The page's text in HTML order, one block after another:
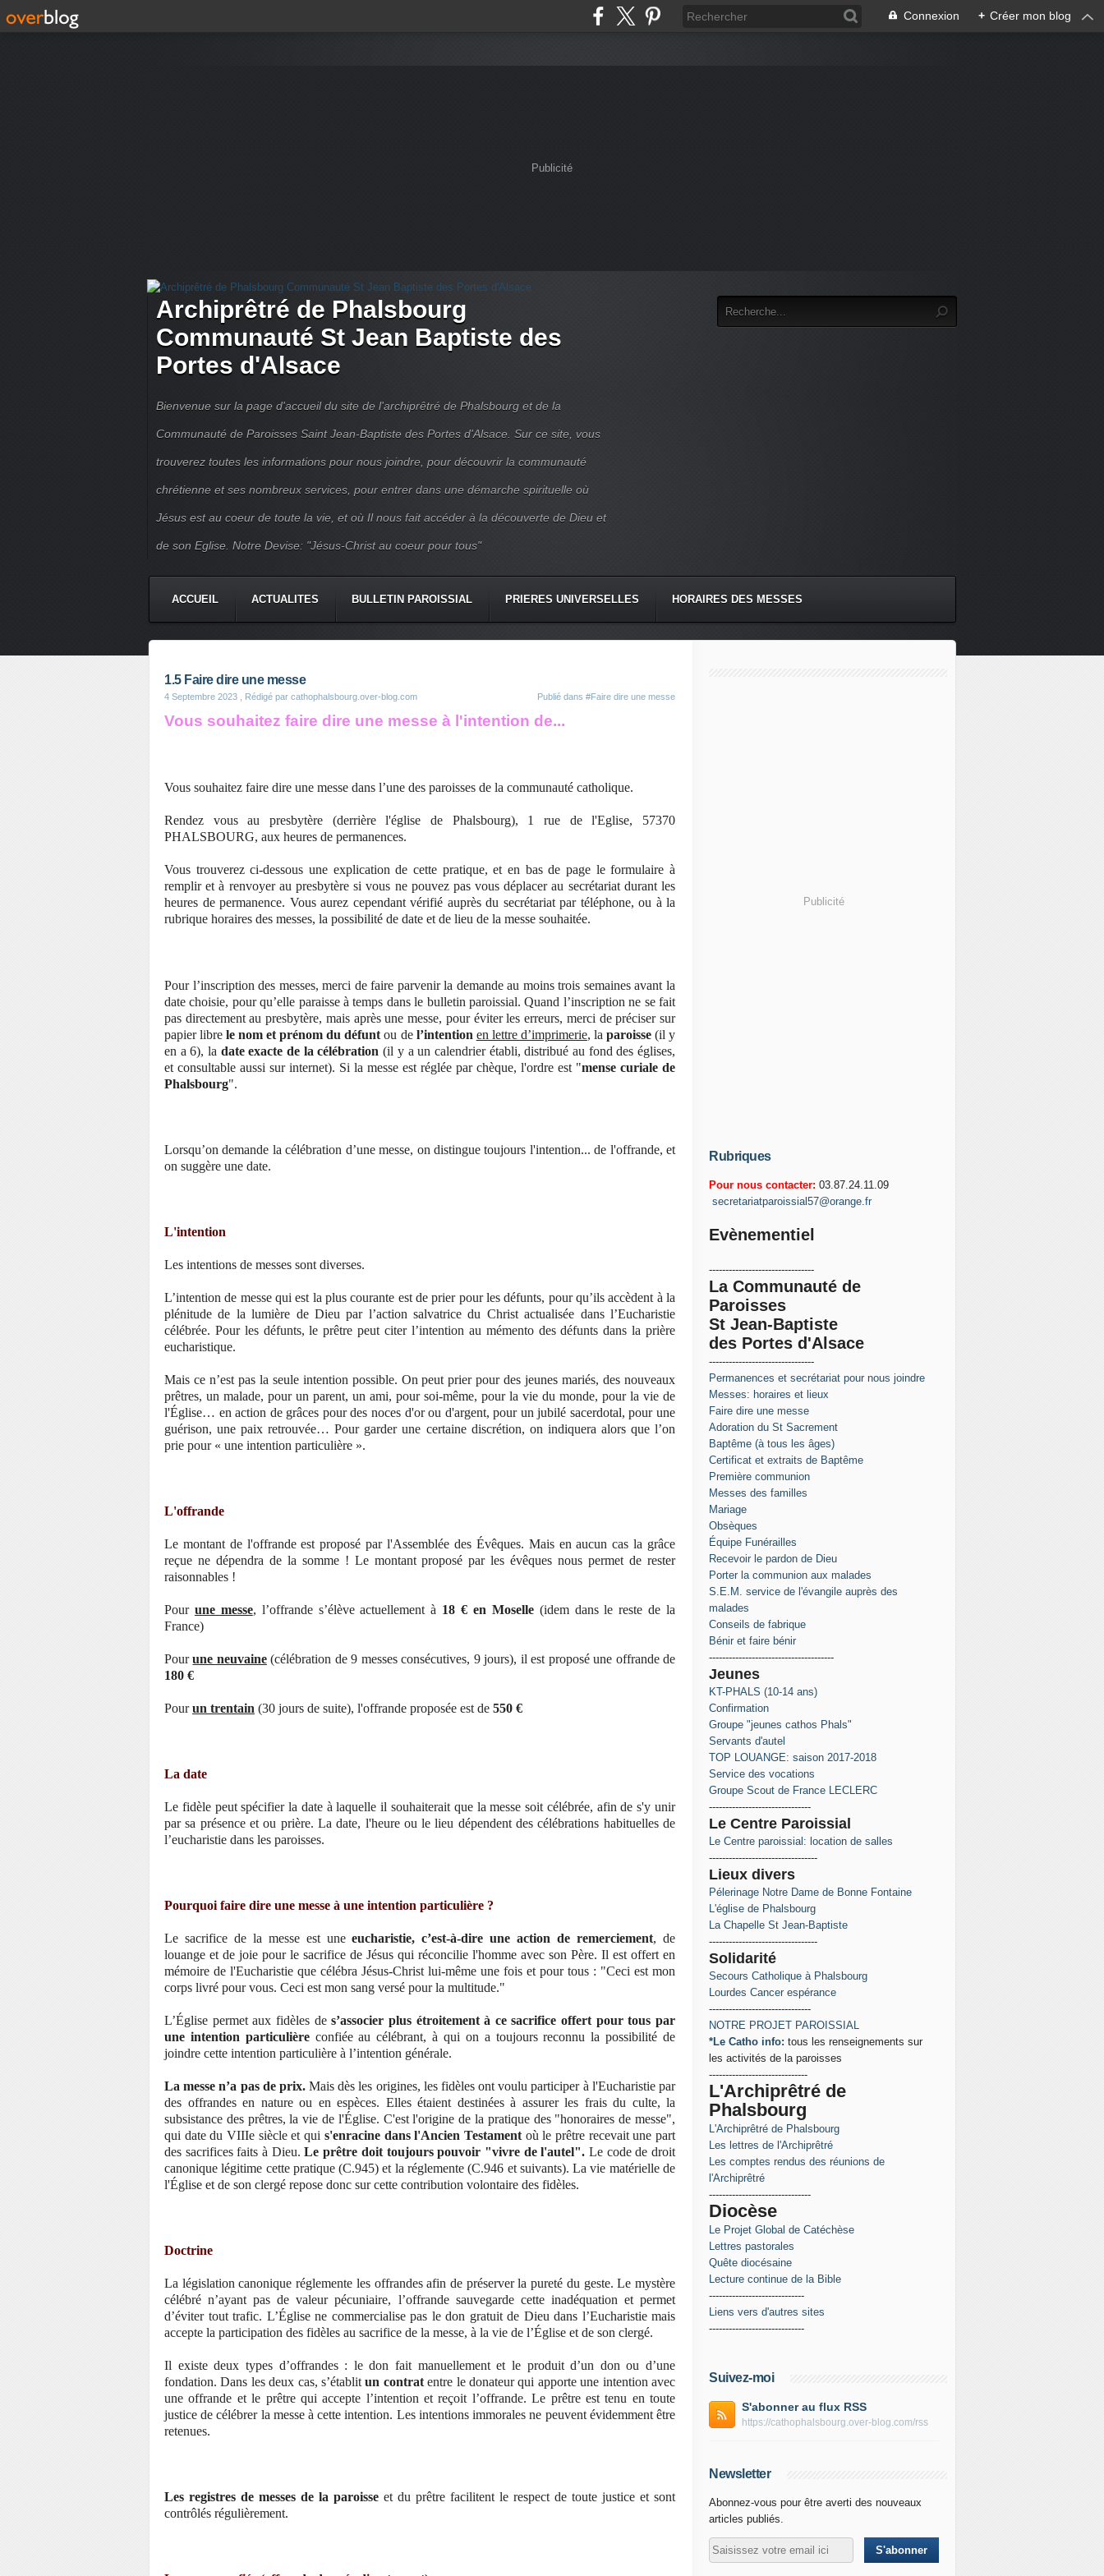
Connexion + Créer mon blog
Publicité
Archiprêtré de Phalsbourg
Communauté St Jean Baptiste des
Portes d'Alsace
Bienvenue sur la page d'accueil du site de l'archiprêtré de Phalsbourg et de la
Communauté de Paroisses Saint Jean-Baptiste des Portes d'Alsace. Sur ce site, vous
trouverez toutes les informations pour nous joindre, pour découvrir la communauté
chrétienne et ses nombreux services, pour entrer dans une démarche spirituelle où
Jésus est au coeur de toute la vie, et où Il nous fait accéder à la découverte de Dieu et
de son Eglise. Notre Devise: "Jésus-Christ au coeur pour tous"
ACCUEIL ACTUALITES BULLETIN PAROISSIAL PRIERES UNIVERSELLES HORAIRES DES MESSES
1.5 Faire dire une messe
4 Septembre 2023 , Rédigé par cathophalsbourg.over-blog.com Publié dans #Faire dire une messe
Vous souhaitez faire dire une messe à l'intention de...
Vous souhaitez faire dire une messe dans l’une des paroisses de la communauté catholique.
Rendez vous au presbytère (derrière l'église de Phalsbourg), 1 rue de l'Eglise, 57370
PHALSBOURG, aux heures de permanences.
Vous trouverez ci-dessous une explication de cette pratique, et en bas de page le formulaire à
remplir et à renvoyer au presbytère si vous ne pouvez pas vous déplacer au secrétariat durant les
heures de permanence. Vous aurez cependant vérifié auprès du secrétariat par téléphone, ou à la
rubrique horaires des messes, la possibilité de date et de lieu de la messe souhaitée.
Pour l’inscription des messes, merci de faire parvenir la demande au moins trois semaines avant la
date choisie, pour qu’elle paraisse à temps dans le bulletin paroissial. Quand l’inscription ne se fait
pas directement au presbytère, mais après une messe, pour éviter les erreurs, merci de préciser sur
papier librele nom et prénom du défunt ou de l’intention en lettre d’imprimerie, la paroisse(il y
en a 6), la date exacte de la célébration (il y a un calendrier établi, distribué au fond des églises,
et consultable aussi sur internet). Si la messe est réglée par chèque, l'ordre est "mense curiale de
Phalsbourg".
Lorsqu’on demande la célébration d’une messe, on distingue toujours l'intention... de l'offrande, et
on suggère une date.
L'intention
Les intentions de messes sont diverses.
L’intention de messe qui est la plus courante est de prier pour les défunts, pour qu’ils accèdent à la
plénitude de la lumière de Dieu par l’action salvatrice du Christ actualisée dans l’Eucharistie
célébrée. Pour les défunts, le prêtre peut citer l’intention au mémento des défunts dans la prière
eucharistique.
Mais ce n’est pas la seule intention possible. On peut prier pour des jeunes mariés, des nouveaux
prêtres, un malade, pour un parent, un ami, pour soi-même, pour la vie du monde, pour la vie de
l'Église… en action de grâces pour des noces d'or ou d'argent, pour un jubilé sacerdotal, pour une
guérison, une paix retrouvée… Pour garder une certaine discrétion, on indiquera alors que l’on
prie pour « une intention particulière ».
L'offrande
Le montant de l'offrande est proposé par l'Assemblée des Évêques. Mais en aucun cas la grâce
reçue ne dépendra de la somme ! Le montant proposé par les évêques nous permet de rester
raisonnables !
Pour une messe, l’offrande s’élève actuellement à 18 € en Moselle(idem dans le reste de la
France)
Pourune neuvaine(célébration de 9 messes consécutives, 9 jours), il est proposé une offrande de
180 €
Pourun trentain (30 jours de suite), l'offrande proposée est de 550 €
La date
Le fidèle peut spécifier la date à laquelle il souhaiterait que la messe soit célébrée, afin de s'y unir
par sa présence et ou prière. La date, l'heure ou le lieu dépendent des célébrations habituelles de
l’eucharistie dans les paroisses.
Pourquoi faire dire une messe à une intention particulière ?
Le sacrifice de la messe est uneeucharistie, c’est-à-dire une action de remerciement, de
louange et de joie pour le sacrifice de Jésus qui réconcilie l'homme avec son Père. Il est offert en
mémoire de l'Eucharistie que célébra Jésus-Christ lui-même une fois et pour tous : "Ceci est mon
corps livré pour vous. Ceci est mon sang versé pour la multitude."
L’Église permet aux fidèles des’associer plus étroitement à ce sacrifice offert pour tous par
une intention particulièreconfiée au célébrant, à qui on a toujours reconnu la possibilité de
joindre cette intention particulière à l’intention générale.
La messe n’a pas de prix. Mais dès les origines, les fidèles ont voulu participer à l'Eucharistie par
des offrandes en nature ou en espèces. Elles étaient destinées à assurer les frais du culte, la
subsistance des prêtres, la vie de l'Église. C'est l'origine de la pratique des "honoraires de messe",
qui date du VIIIe siècle et qui s'enracine dans l'Ancien Testamentoù le prêtre recevait une part
des sacrifices faits à Dieu.Le prêtre doit toujours pouvoir "vivre de l'autel". Le code de droit
canonique légitime cette pratique (C.945) et la réglemente (C.946 et suivants). La vie matérielle de
l'Église et de son clergé repose donc sur cette contribution volontaire des fidèles.
Doctrine
La législation canonique réglemente les offrandes afin de préserver la pureté du geste. Le mystère
célébré n’ayant pas de valeur pécuniaire, l’offrande sauvegarde cette inadéquation et permet
d’éviter tout trafic. L’Église ne commercialise pas le don gratuit de Dieu dans l’Eucharistie mais
accepte la participation des fidèles au sacrifice de la messe, à la vie de l’Église et de son clergé.
Il existe deux types d’offrandes : le don fait manuellement et le produit d’un don ou d’une
fondation. Dans les deux cas, s’établitun contratentre le donateur qui apporte une intention avec
une offrande et le prêtre qui accepte l’intention et reçoit l’offrande. Le prêtre est tenu en toute
justice de célébrer la messe à cette intention. Les intentions immorales ne peuvent évidemment être
retenues.
Les registres de messes de la paroisse et du prêtre facilitent le respect de toute justice et sont
contrôlés régulièrement.
Publicité
Rubriques
Pour nous contacter: 03.87.24.11.09
secretariatparoissial57@orange.fr
Evènementiel
--------------------------------
La Communauté de
Paroisses
St Jean-Baptiste
des Portes d'Alsace
--------------------------------
Permanences et secrétariat pour nous joindre
Messes: horaires et lieux
Faire dire une messe
Adoration du St Sacrement
Baptême (à tous les âges)
Certificat et extraits de Baptême
Première communion
Messes des familles
Mariage
Obsèques
Équipe Funérailles
Recevoir le pardon de Dieu
Porter la communion aux malades
S.E.M. service de l'évangile auprès des
malades
Conseils de fabrique
Bénir et faire bénir
--------------------------------------
Jeunes
KT-PHALS (10-14 ans)
Confirmation
Groupe "jeunes cathos Phals"
Servants d'autel
TOP LOUANGE: saison 2017-2018
Service des vocations
Groupe Scout de France LECLERC
-------------------------------
Le Centre Paroissial
Le Centre paroissial: location de salles
---------------------------------
Lieux divers
Pélerinage Notre Dame de Bonne Fontaine
L'église de Phalsbourg
La Chapelle St Jean-Baptiste
---------------------------------
Solidarité
Secours Catholique à Phalsbourg
Lourdes Cancer espérance
-------------------------------
NOTRE PROJET PAROISSIAL
*Le Catho info: tous les renseignements sur
les activités de la paroisses
------------------------------
L'Archiprêtré de
Phalsbourg
L'Archiprêtré de Phalsbourg
Les lettres de l'Archiprêtré
Les comptes rendus des réunions de
l'Archiprêtré
-------------------------------
Diocèse
Le Projet Global de Catéchèse
Lettres pastorales
Quête diocésaine
Lecture continue de la Bible
-----------------------------
Liens vers d'autres sites
-----------------------------
Suivez-moi
S'abonner au flux RSS
https://cathophalsbourg.over-blog.com/rss
Newsletter
Abonnez-vous pour être averti des nouveaux
articles publiés.